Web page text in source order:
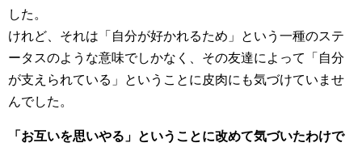
した。
けれど、それは「自分が好かれるため」という一種のステ
ータスのような意味でしかなく、その友達によって「自分
が支えられている」ということに皮肉にも気づけていませ
んでした。
「お互いを思いやる」ということに改めて気づいたわけで